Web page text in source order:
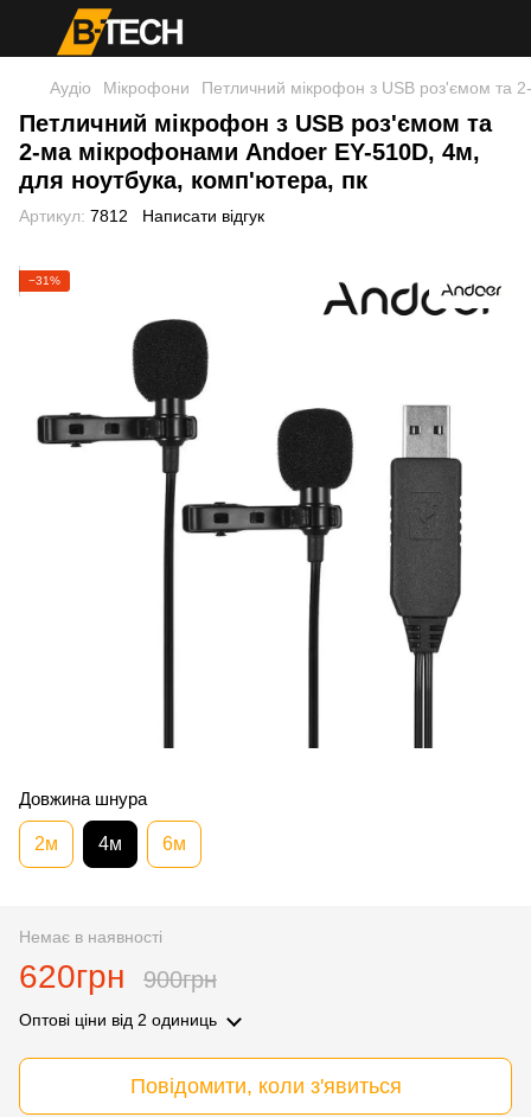
Аудіо Мікрофони Петличний мікрофон з USB роз'ємом та
Петличний мікрофон з USB роз'ємом та
2-ма мікрофонами Andoer EY-510D, 4м,
для ноутбука, комп'ютера, пк
Артикул: 7812 Написати відгук
−31%
Довжина шнура
2м 4м 6м
Немає в наявності
620грн 900грн
Оптові ціни від 2 одиниць
Повідомити, коли з'явиться